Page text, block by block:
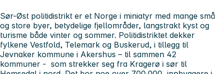
Sør-Øst politidistrikt er et Norge i miniatyr med mange små
og store byer, betydelige fjellområder, langstrakt kyst og
turisme både vinter og sommer. Politidistriktet dekker
fylkene Vestfold, Telemark og Buskerud, i tillegg til
Jevnaker kommune i Akershus – til sammen 42
kommuner - som strekker seg fra Kragerø i sør til